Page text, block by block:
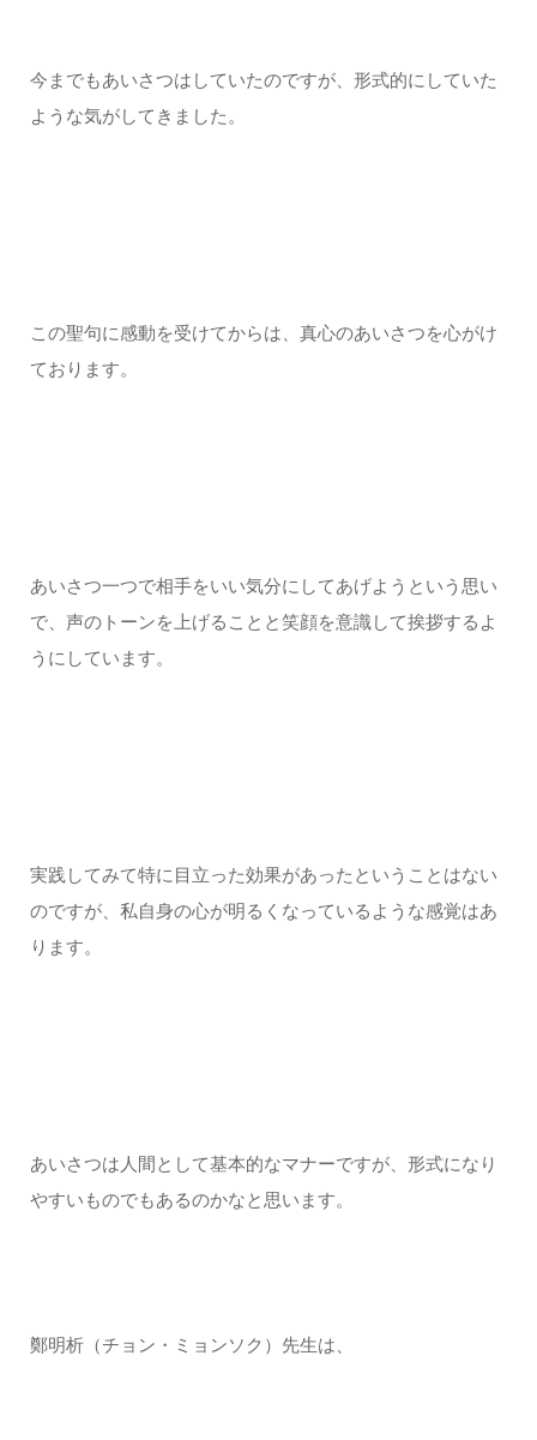
今までもあいさつはしていたのですが、形式的にしていた
ような気がしてきました。
この聖句に感動を受けてからは、真心のあいさつを心がけ
ております。
あいさつ一つで相手をいい気分にしてあげようという思い
で、声のトーンを上げることと笑顔を意識して挨拶するよ
うにしています。
実践してみて特に目立った効果があったということはない
のですが、私自身の心が明るくなっているような感覚はあ
ります。
あいさつは人間として基本的なマナーですが、形式になり
やすいものでもあるのかなと思います。
鄭明析（チョン・ミョンソク）先生は、